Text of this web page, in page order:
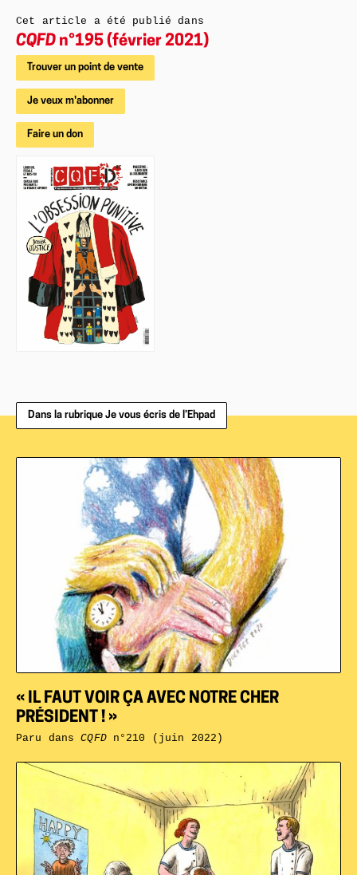
Cet article a été publié dans
CQFD n°195 (février 2021)
Trouver un point de vente
Je veux m'abonner
Faire un don
Dans la rubrique Je vous écris de l’Ehpad
« IL FAUT VOIR ÇA AVEC NOTRE CHER
PRÉSIDENT ! »
Paru dansCQFDn°210 (juin 2022)